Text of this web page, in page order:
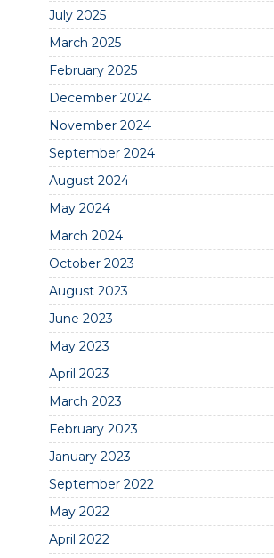
July 2025
March 2025
February 2025
December 2024
November 2024
September 2024
August 2024
May 2024
March 2024
October 2023
August 2023
June 2023
May 2023
April 2023
March 2023
February 2023
January 2023
September 2022
May 2022
April 2022